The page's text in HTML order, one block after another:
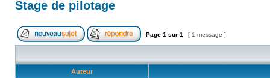
Stage de pilotage
Page 1 sur 1 [ 1 message ]
Auteur